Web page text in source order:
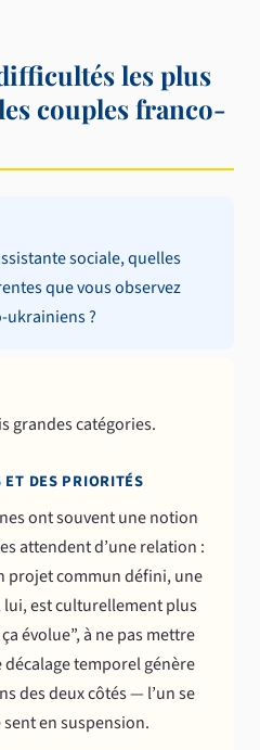
les plus
couples franco-
sociale, quelles
que vous observez
ukrainiens ?
grandes catégories.
DES PRIORITÉS
ont souvent une notion
attendent d’une relation :
projet commun défini, une
est culturellement plus
évolue”, à ne pas mettre
temporel génère
des deux côtés — l’un se
en suspension.